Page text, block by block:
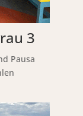
3
Pausa